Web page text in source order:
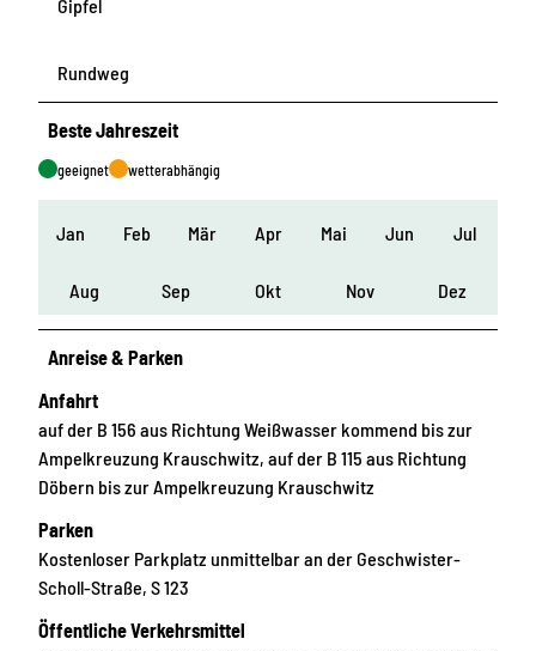
Gipfel
Rundweg
Beste Jahreszeit
geeignet wetterabhängig
Jan Feb Mär Apr Mai Jun Jul
Aug Sep Okt Nov Dez
Anreise & Parken
Anfahrt
auf der B 156 aus Richtung Weißwasser kommend bis zur
Ampelkreuzung Krauschwitz, auf der B 115 aus Richtung
Döbern bis zur Ampelkreuzung Krauschwitz
Parken
Kostenloser Parkplatz unmittelbar an der Geschwister-
Scholl-Straße, S 123
Öffentliche Verkehrsmittel